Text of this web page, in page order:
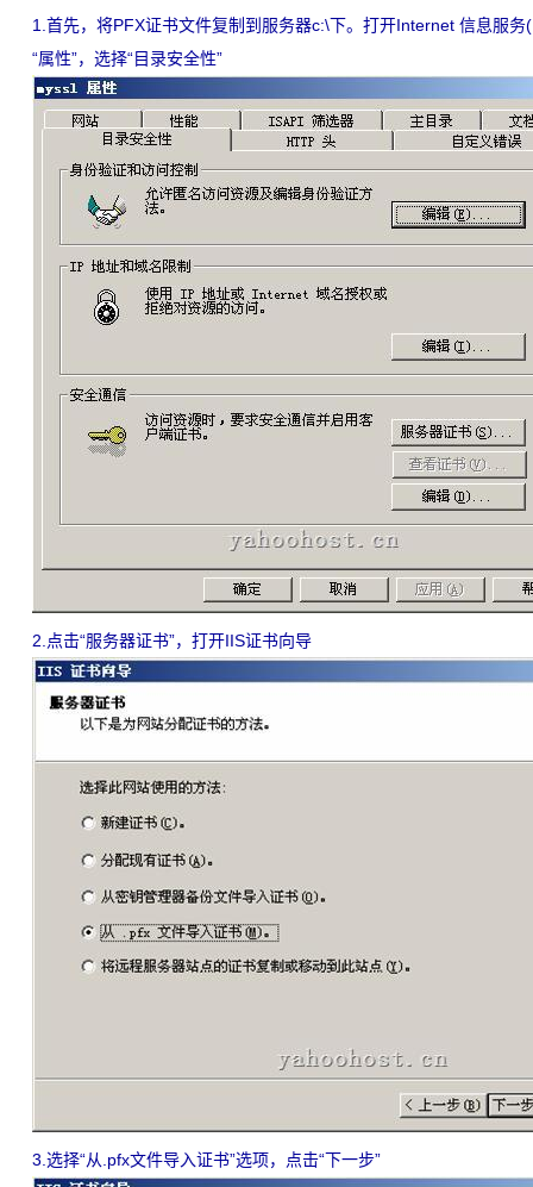
1.首先，将PFX证书文件复制到服务器c:\下。打开Internet 信息服
“属性”，选择“目录安全性”
2.点击“服务器证书”，打开IIS证书向导
3.选择“从.pfx文件导入证书”选项，点击“下一步”